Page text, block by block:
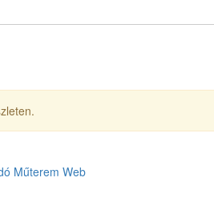
Műterem Web